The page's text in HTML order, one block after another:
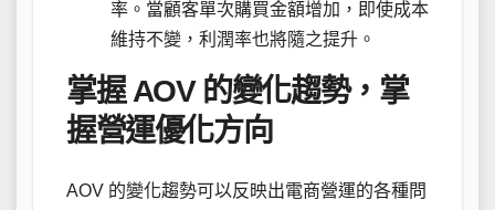
率。當顧客單次購買金額增加，即使成本
維持不變，利潤率也將隨之提升。
掌握 AOV 的變化趨勢，掌
握營運優化方向
AOV 的變化趨勢可以反映出電商營運的各種問